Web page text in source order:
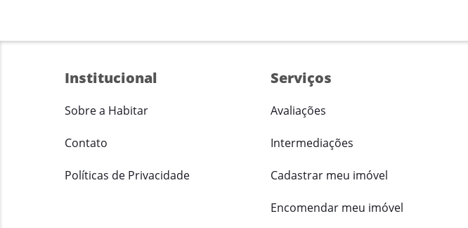
Institucional
Sobre a Habitar
Contato
Políticas de Privacidade
Serviços
Avaliações
Intermediações
Cadastrar meu imóvel
Encomendar meu imóvel